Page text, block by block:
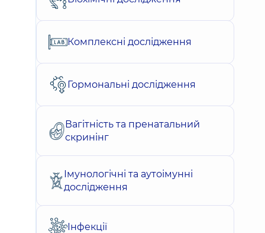
Комплексні дослідження
Гормональні дослідження
Вагітність та пренатальний
скринінг
Імунологічні та аутоімунні
дослідження
Інфекції